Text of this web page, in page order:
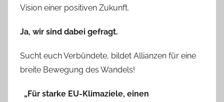
Vision einer positiven Zukunft.
Ja, wir sind dabei gefragt.
Sucht euch Verbündete, bildet Allianzen für eine
breite Bewegung des Wandels!
„Für starke EU-Klimaziele, einen